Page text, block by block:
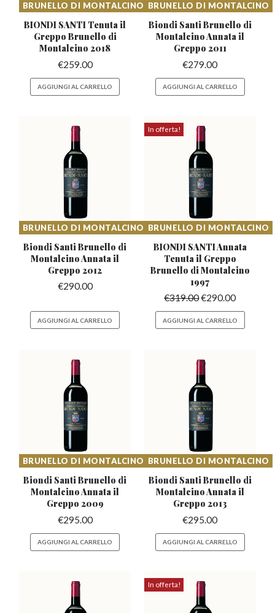
BRUNELLO DI MONTALCINO
BIONDI SANTI Tenuta il
Greppo Brunello di
Montalcino 2018
€259.00
AGGIUNGI AL CARRELLO
BRUNELLO DI MONTALCINO
Biondi Santi Brunello di
MontalcinoAnnata il
Greppo 2011
€279.00
AGGIUNGI AL CARRELLO
BRUNELLO DI MONTALCINO
Biondi Santi Brunello di
MontalcinoAnnata il
Greppo 2012
€290.00
AGGIUNGI AL CARRELLO
In offerta!
BRUNELLO DI MONTALCINO
BIONDI SANTI Annata
Tenuta il Greppo
Brunello di Montalcino
1997
€319.00€290.00
AGGIUNGI AL CARRELLO
BRUNELLO DI MONTALCINO
Biondi Santi Brunello di
MontalcinoAnnata il
Greppo 2009
€295.00
AGGIUNGI AL CARRELLO
BRUNELLO DI MONTALCINO
Biondi Santi Brunello di
MontalcinoAnnata il
Greppo 2013
€295.00
AGGIUNGI AL CARRELLO
In offerta!